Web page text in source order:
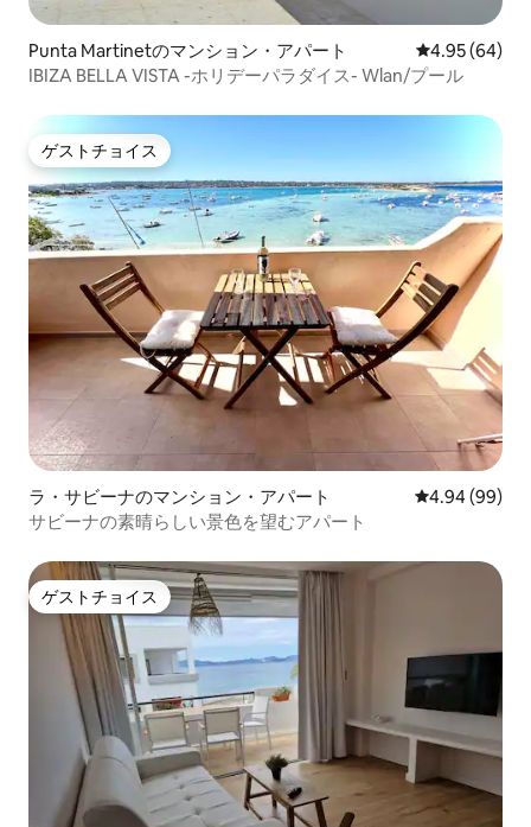
Punta Martinetのマンション・アパート レビュー64
4.95 (64)
IBIZA BELLA VISTA -ホリデーパラダイス- Wlan/プール
ゲストチョイス
ゲストチョイス
ラ・サビーナのマンション・アパート レビュー99件
4.94 (99)
サビーナの素晴らしい景色を望むアパート
ゲストチョイス
ゲストチョイス